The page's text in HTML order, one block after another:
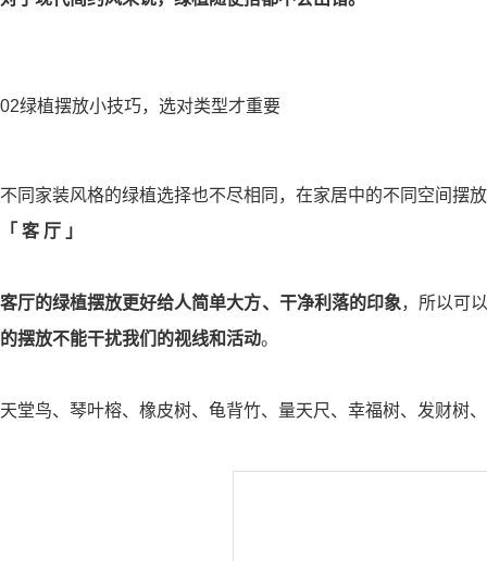
02绿植摆放小技巧，选对类型才重要
不同家装风格的绿植选择也不尽相同，在家居中的不同空间摆
「 客 厅 」
客厅的绿植摆放更好给人简单大方、干净利落的印象，所以可
的摆放不能干扰我们的视线和活动。
天堂鸟、琴叶榕、橡皮树、龟背竹、量天尺、幸福树、发财树